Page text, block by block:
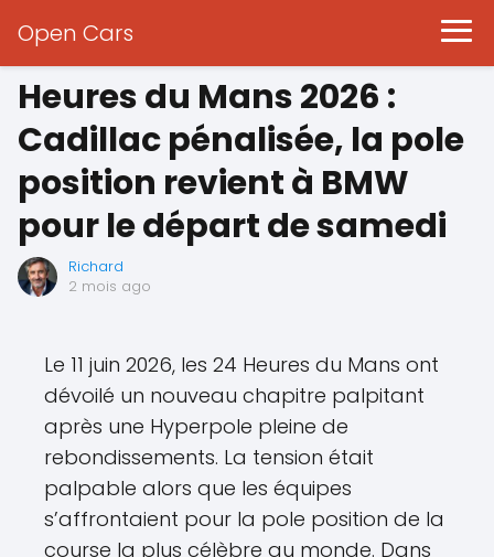
Open Cars
Heures du Mans 2026 :
Cadillac pénalisée, la pole
position revient à BMW
pour le départ de samedi
Richard
2 mois ago
Le 11 juin 2026, les 24 Heures du Mans ont
dévoilé un nouveau chapitre palpitant
après une Hyperpole pleine de
rebondissements. La tension était
palpable alors que les équipes
s’affrontaient pour la pole position de la
course la plus célèbre au monde. Dans